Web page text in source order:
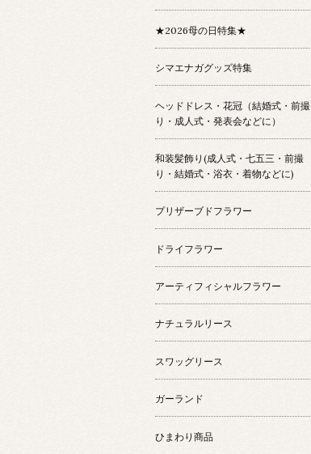
★2026母の日特集★
シマエナガグッズ特集
ヘッドドレス・花冠（結婚式・前撮
り・成人式・発表会などに）
和装髪飾り(成人式・七五三・前撮
り・結婚式・浴衣・着物などに)
プリザーブドフラワー
ドライフラワー
アーティフィシャルフラワー
ナチュラルリース
スワッグリース
ガーランド
ひまわり商品